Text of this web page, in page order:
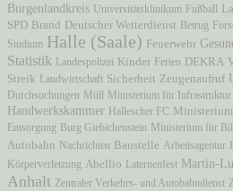
Burgenlandkreis Universitätsklinikum Fußball
SPD Brand Deutscher Wetterdienst Betrug
Studium Halle (Saale) Feuerwehr
Statistik Landespolizei Kinder Ferien DEKRA
Streik Landwirtschaft Sicherheit Zeugenaufruf
Durchsuchungen Müll Ministerium für
Handwerkskammer Hallescher FC
Entsorgung Burg Giebichenstein Ministerium für
Autobahn Nachrichten Baustelle Arbeitsagentur
Körperverletzung Abellio Laternenfest Martin-
Anhalt Zentraler Verkehrs- und Autobahndienst